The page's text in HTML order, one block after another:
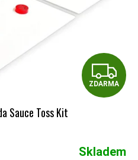
ZDARMA
Sauce Toss Kit
Skladem